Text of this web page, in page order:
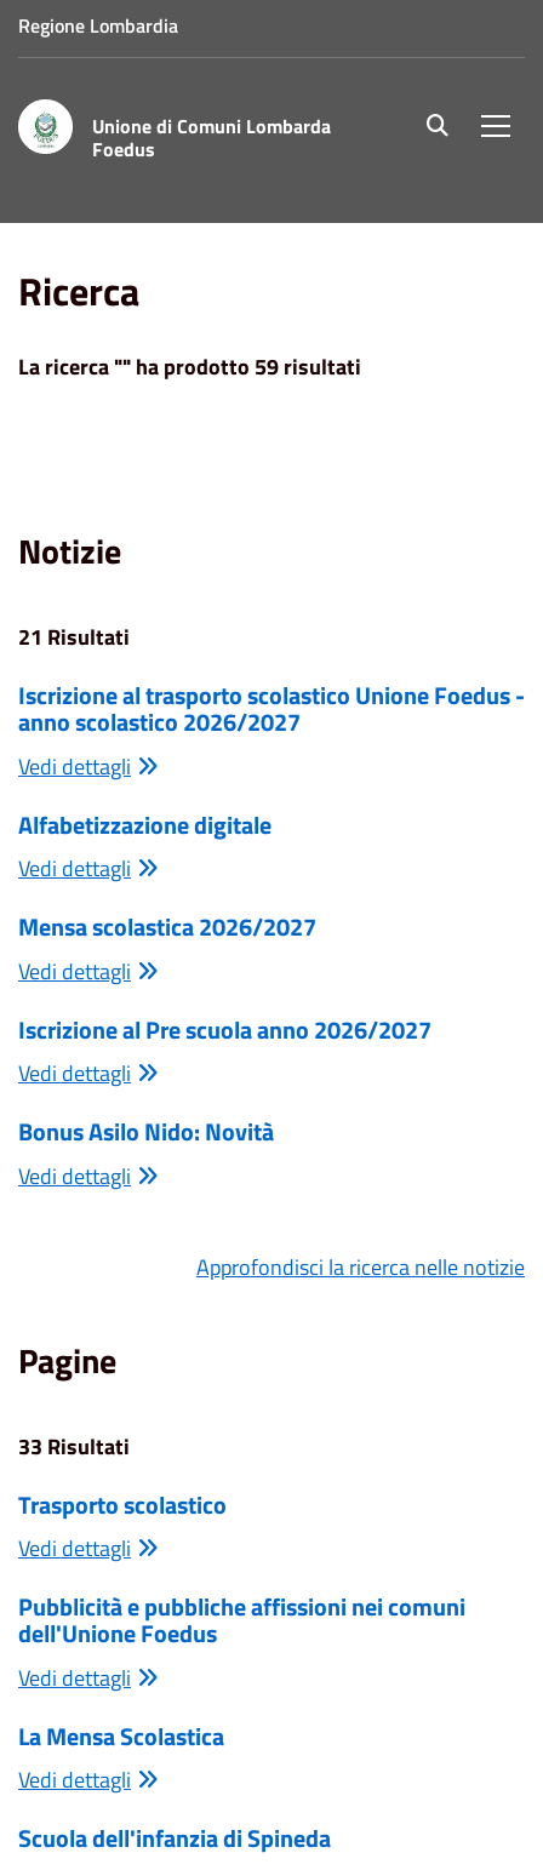
Regione Lombardia
Unione di Comuni Lombarda
Foedus
site.searc
Ricerca
La ricerca "" ha prodotto 59 risultati
Notizie
21 Risultati
Iscrizione al trasporto scolastico Unione Foedus -
anno scolastico 2026/2027
Vedi dettagli
Alfabetizzazione digitale
Vedi dettagli
Mensa scolastica 2026/2027
Vedi dettagli
Iscrizione al Pre scuola anno 2026/2027
Vedi dettagli
Bonus Asilo Nido: Novità
Vedi dettagli
Approfondisci la ricerca nelle notizie
Pagine
33 Risultati
Trasporto scolastico
Vedi dettagli
Pubblicità e pubbliche affissioni nei comuni
dell'Unione Foedus
Vedi dettagli
La Mensa Scolastica
Vedi dettagli
Scuola dell'infanzia di Spineda